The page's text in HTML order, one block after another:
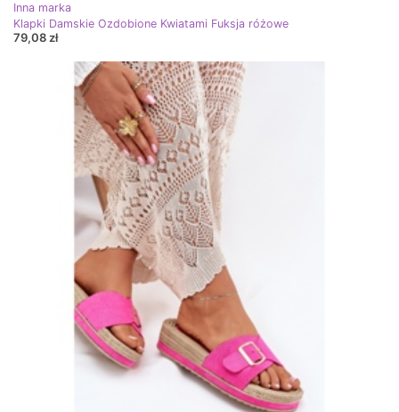
Inna marka
Klapki Damskie Ozdobione Kwiatami Fuksja różowe
79,08 zł